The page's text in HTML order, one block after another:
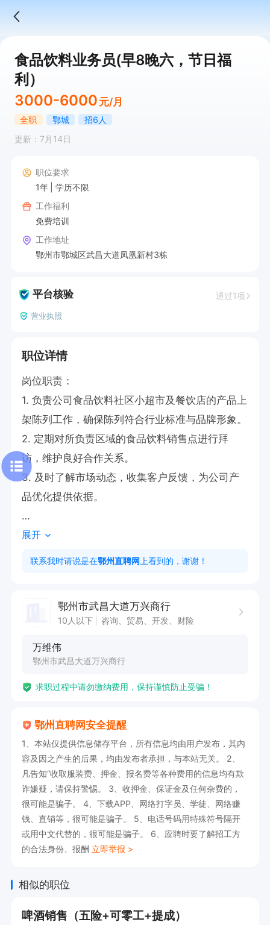
食品饮料业务员(早8晚六，节日福
利）
3000-6000 元/月
全职 鄂城
招6人
更新：7月14日
职位要求
1年
学历不限
工作福利
免费培训
工作地址
鄂州市鄂城区武昌大道凤凰新村3栋
平台核验 通过1项
营业执照
职位详情
岗位职责：
1. 负责公司食品饮料社区小超市及餐饮店的产品上
架陈列工作，确保陈列符合行业标准与品牌形象。
2. 定期对所负责区域的食品饮料销售点进行拜
访，维护良好合作关系。
3. 及时了解市场动态，收集客户反馈，为公司产
品优化提供依据。
任职要求：
1. 具备良好的沟通协调能力，能够与客户有效交
话或在线聊，即可与企业联系
展开
联系我时请说是在鄂州直聘网 上看到的，谢谢！
鄂州市武昌大道万兴商行
10人以下 咨询、贸易、开发、财险
万维伟
鄂州市武昌大道万兴商行
求职过程中请勿缴纳费用，保持谨慎防止受骗！
鄂州直聘网安全提醒
1、本站仅提供信息储存平台，所有信息均由用户发布，其内
容及因之产生的后果，均由发布者承担，与本站无关。 2、
凡告知“收取服装费、押金、报名费等各种费用的信息均有欺
诈嫌疑，请保持警惕。 3、收押金、保证金及任何杂费的，
很可能是骗子。 4、下载APP、网络打字员、学徒、网络赚
钱、直销等，很可能是骗子。 5、电话号码用特殊符号隔开
或用中文代替的，很可能是骗子。 6、应聘时要了解招工方
的合法身份、报酬 立即举报 >
相似的职位
啤酒销售（五险+可零工+提成）